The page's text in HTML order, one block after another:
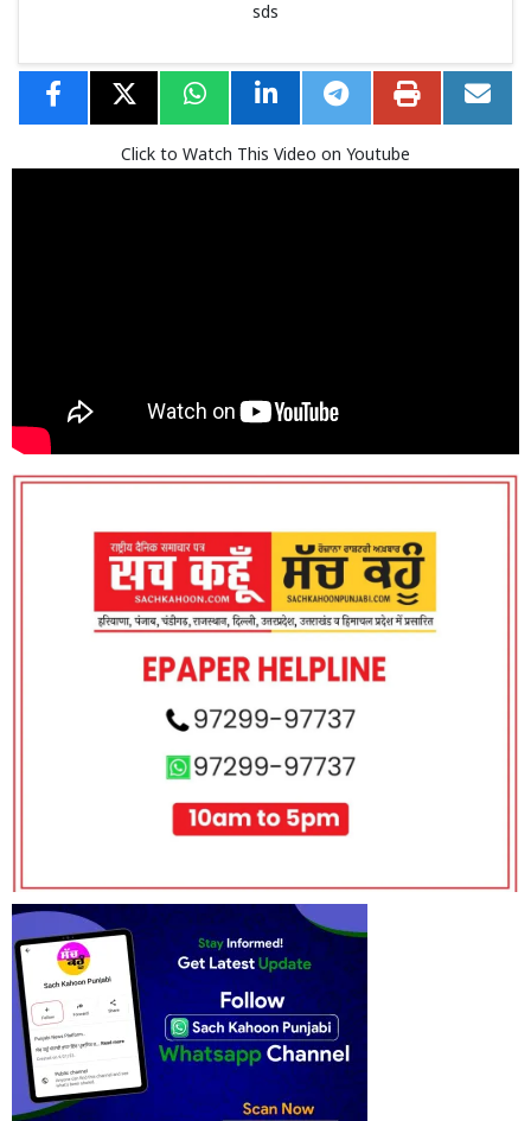
sds
Click to Watch This Video on Youtube